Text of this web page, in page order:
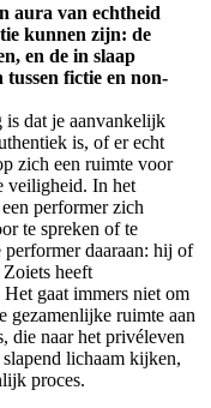
aura van echtheid
kunnen zijn: de
en de in slaap
fictie en non-
dat je aanvankelijk
is, of er echt
zich een ruimte voor
veiligheid. In het
performer zich
te spreken of te
daaraan: hij of
heeft
gaat immers niet om
gezamenlijke ruimte aan
die naar het privéleven
lichaam kijken,
proces.